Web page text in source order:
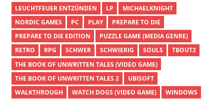
LEUCHTFEUER ENTZÜNDEN
LP
MICHAELKNIGHT
NORDIC GAMES
PC PLAY
PREPARE TO DIE
PREPARE TO DIE EDITION
PUZZLE GAME (MEDIA GENRE)
RETRO
RPG SCHWER SCHWIERIG SOULS
TBOUT2
THE BOOK OF UNWRITTEN TALES (VIDEO GAME)
THE BOOK OF UNWRITTEN TALES 2
UBISOFT
WALKTHROUGH
WATCH DOGS (VIDEO GAME) WINDOWS